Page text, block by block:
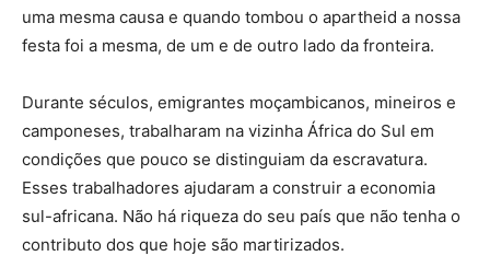
uma mesma causa e quando tombou o apartheid a nossa
festa foi a mesma, de um e de outro lado da fronteira.
Durante séculos, emigrantes moçambicanos, mineiros e
camponeses, trabalharam na vizinha África do Sul em
condições que pouco se distinguiam da escravatura.
Esses trabalhadores ajudaram a construir a economia
sul-africana. Não há riqueza do seu país que não tenha o
contributo dos que hoje são martirizados.